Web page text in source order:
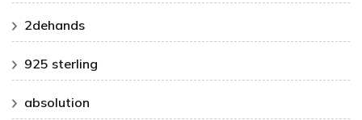
2dehands
925 sterling
absolution